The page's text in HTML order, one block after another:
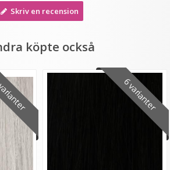
VÄLJ
Gloriatråd rakt - Mörkbrun #8A
Skriv en recension
köpte också
6 varianter